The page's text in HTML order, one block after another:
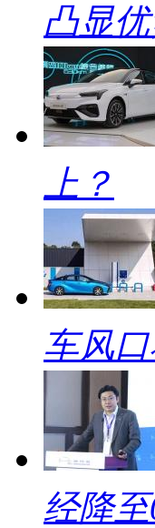
凸显
上？
车风
经降至